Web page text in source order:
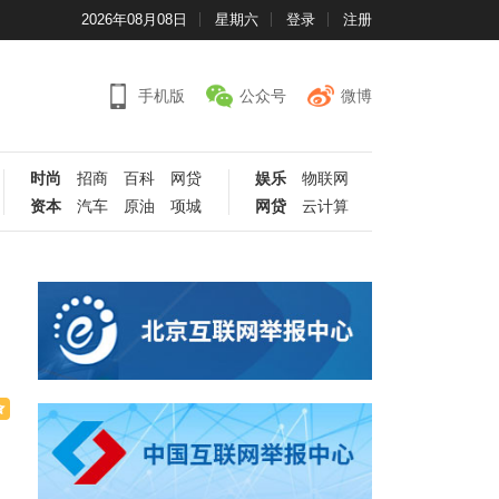
2026年08月08日 星期六 登录 注册
手机版 公众号 微博
时尚 招商 百科
网贷
资本
汽车 原油 项城
娱乐
物联网
网贷
云计算